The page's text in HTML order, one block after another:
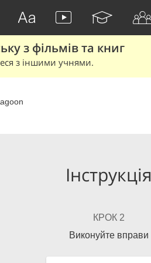
з фільмів та книг
з іншими учнями.
Інструкція
КРОК 2
Виконуйте вправи